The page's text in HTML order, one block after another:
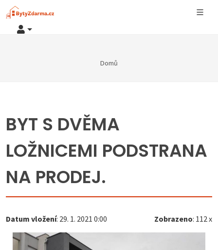
Domů
BYT S DVĚMA
LOŽNICEMI PODSTRANA
NA PRODEJ.
Datum vložení: 29. 1. 2021 0:00 Zobrazeno: 112 x